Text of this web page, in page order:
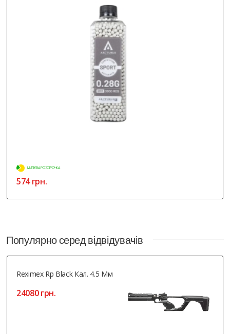
МИТТЄВА РОЗСТРОЧКА
574 грн.
Популярно серед відвідувачів
Reximex Rp Black Кал. 4.5 Мм
24080 грн.